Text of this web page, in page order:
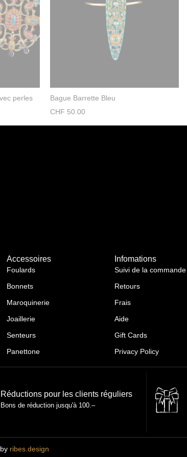
perles
Bague Barrette Bleu
CHF 50.00
Accessoires
Foulards
Bonnets
Maroquinerie
Joaillerie
Senteurs
Panettone
Infomations
Suivi de la commande
Retours
Frais
Aide
Gift Cards
Privacy Policy
Réductions pour les clients réguliers
Bons de réduction jusqu'à 100.–
ribes.design